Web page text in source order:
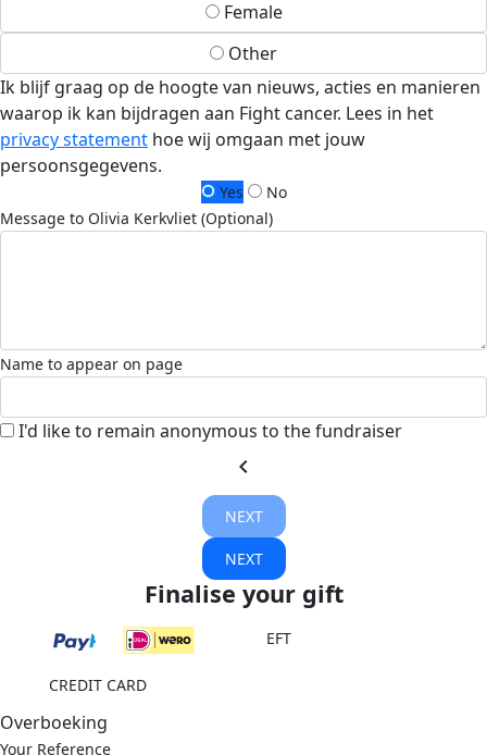
Female
Other
Ik blijf graag op de hoogte van nieuws, acties en manieren
waarop ik kan bijdragen aan Fight cancer. Lees in het
privacy statement hoe wij omgaan met jouw
persoonsgegevens.
Yes
No
Message to Olivia Kerkvliet (Optional)
Name to appear on page
I'd like to remain anonymous to the fundraiser
chevron_left
NEXT
NEXT
Finalise your gift
EFT
CREDIT CARD
Overboeking
Your Reference